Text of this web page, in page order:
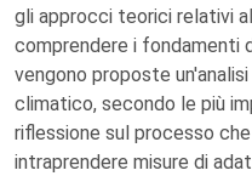
gli approcci teorici relativi
comprendere i fondamenti
vengono proposte
climatico, secondo le più
riflessione sul processo
intraprendere misure di